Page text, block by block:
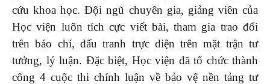
cứu khoa học. Đội ngũ chuyên gia, giảng viên của
Học viện luôn tích cực viết bài, tham gia trao đổi
trên báo chí, đấu tranh trực diện trên mặt trận tư
tưởng, lý luận. Đặc biệt, Học viện đã tổ chức thành
công 4 cuộc thi chính luận về bảo vệ nền tảng tư